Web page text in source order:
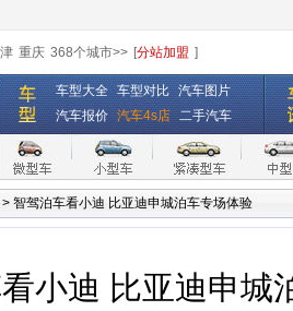
重庆 368个城市>> [分站加盟 ]
车型大全 车型对比 汽车图片
汽车报价 汽车4s店 二手汽车
> 智驾泊车看小迪 比亚迪申城泊车专场体验
小迪 比亚迪申城